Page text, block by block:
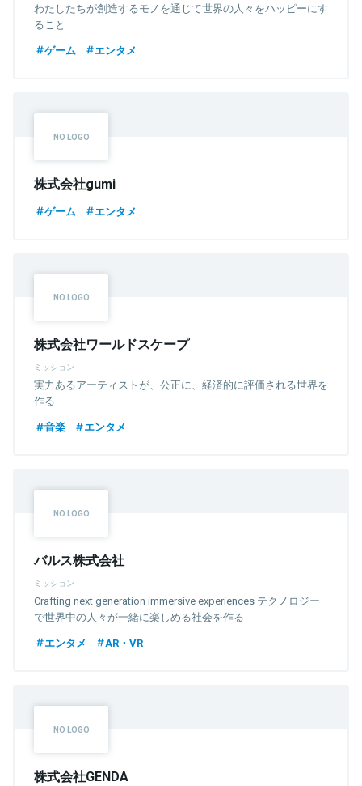
わたしたちが創造するモノを通じて世界の人々をハッピーにす
ること
ゲーム
エンタメ
株式会社gumi
ゲーム エンタメ
株式会社ワールドスケープ
ミッション
実力あるアーティストが、公正に、経済的に評価される世界を
作る
音楽
エンタメ
バルス株式会社
ミッション
Crafting next generation immersive experiences テクノロジー
で世界中の人々が一緒に楽しめる社会を作る
エンタメ
AR・VR
株式会社GENDA